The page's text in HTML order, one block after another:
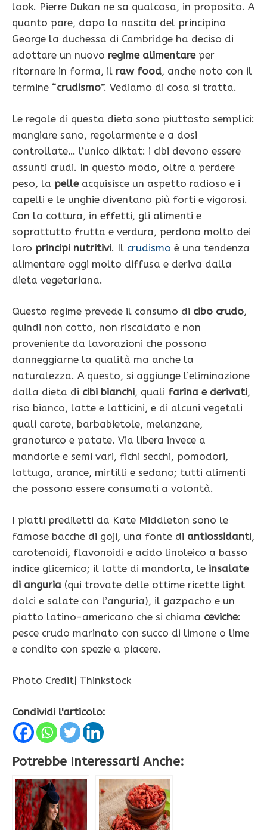
look. Pierre Dukan ne sa qualcosa, in proposito. A
quanto pare, dopo la nascita del principino
George la duchessa di Cambridge ha deciso di
adottare un nuovo regime alimentareper
ritornare in forma, il raw food, anche noto con il
termine “crudismo”. Vediamo di cosa si tratta.
Le regole di questa dieta sono piuttosto semplici:
mangiare sano, regolarmente e a dosi
controllate… l’unico diktat: i cibi devono essere
assunti crudi. In questo modo, oltre a perdere
peso, la pelle acquisisce un aspetto radioso e i
capelli e le unghie diventano più forti e vigorosi.
Con la cottura, in effetti, gli alimenti e
soprattutto frutta e verdura, perdono molto dei
loro principi nutritivi. Il crudismo è una tendenza
alimentare oggi molto diffusa e deriva dalla
dieta vegetariana.
Questo regime prevede il consumo di cibo crudo,
quindi non cotto, non riscaldato e non
proveniente da lavorazioni che possono
danneggiarne la qualità ma anche la
naturalezza. A questo, si aggiunge l’eliminazione
dalla dieta di cibi bianchi, quali farina e derivati,
riso bianco, latte e latticini, e di alcuni vegetali
quali carote, barbabietole, melanzane,
granoturco e patate. Via libera invece a
mandorle e semi vari, fichi secchi, pomodori,
lattuga, arance, mirtilli e sedano; tutti alimenti
che possono essere consumati a volontà.
I piatti prediletti da Kate Middleton sono le
famose bacche di goji, una fonte di antiossidanti,
carotenoidi, flavonoidi e acido linoleico a basso
indice glicemico; il latte di mandorla, le insalate
di anguria (qui trovate delle ottime ricette light
dolci e salate con l’anguria), il gazpacho e un
piatto latino-americano che si chiama ceviche:
pesce crudo marinato con succo di limone o lime
e condito con spezie a piacere.
Photo Credit| Thinkstock
Condividi l'articolo:
Potrebbe Interessarti Anche: